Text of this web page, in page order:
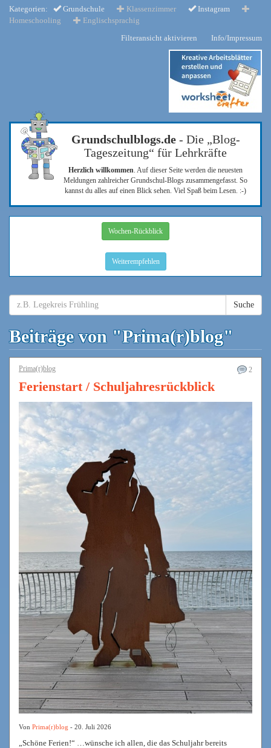
Kategorien: Grundschule Klassenzimmer
Instagram
Homeschooling
Englischsprachig
Filteransicht aktivieren
Info/Impressum
Grundschulblogs.de- Die „Blog-
Tageszeitung“ für Lehrkräfte
Herzlich willkommen. Auf dieser Seite werden die neuesten
Meldungen zahlreicher Grundschul-Blogs zusammengefasst. So
kannst du alles auf einen Blick sehen. Viel Spaß beim Lesen. :-)
Wochen-Rückblick
Weiterempfehlen
Suche
Beiträge von "Prima(r)blog"
2
Prima(r)blog
Ferienstart / Schuljahresrückblick
Von Prima(r)blog - 20. Juli 2026
„Schöne Ferien!“ …wünsche ich allen, die das Schuljahr bereits